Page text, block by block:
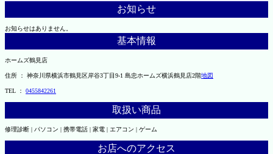
お知らせ
お知らせはありません。
基本情報
ホームズ鶴見店
住所 ： 神奈川県横浜市鶴見区岸谷3丁目9-1 島忠ホームズ横浜鶴見店2階地図
TEL ： 0455842261
取扱い商品
修理診断 | パソコン | 携帯電話 | 家電 | エアコン | ゲーム
お店へのアクセス